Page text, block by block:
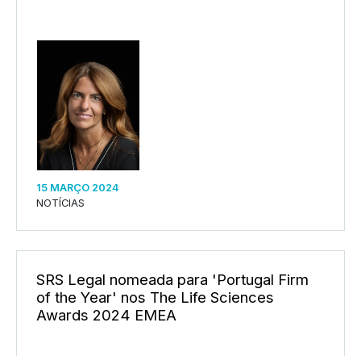
15 MARÇO 2024
NOTÍCIAS
SRS Legal nomeada para 'Portugal Firm
of the Year' nos The Life Sciences
Awards 2024 EMEA